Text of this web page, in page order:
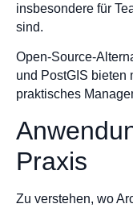
insbesondere für
sind.
Open-Source-
und PostGIS bieten
praktisches
Praxis
Zu verstehen, wo